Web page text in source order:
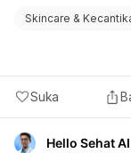
prosesnya
lebih
luka makin
Skincare &
Suka
Hello Sehat AI